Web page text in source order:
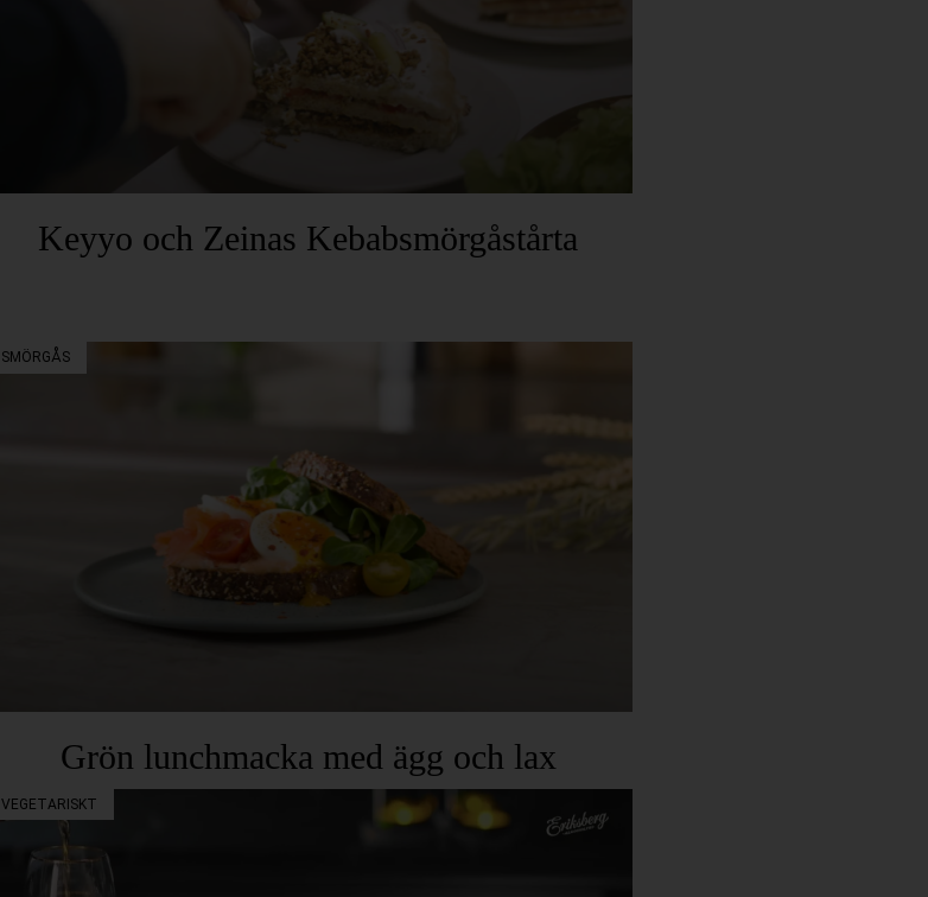
Keyyo och Zeinas Kebabsmörgåstårta
SMÖRGÅS
Grön lunchmacka med ägg och lax
VEGETARISKT